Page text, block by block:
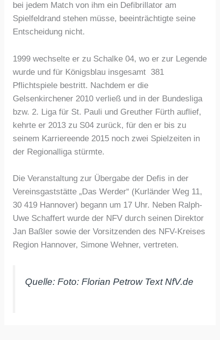
bei jedem Match von ihm ein Defibrillator am
Spielfeldrand stehen müsse, beeinträchtigte seine
Entscheidung nicht.
1999 wechselte er zu Schalke 04, wo er zur Legende
wurde und für Königsblau insgesamt 381
Pflichtspiele bestritt. Nachdem er die
Gelsenkirchener 2010 verließ und in der Bundesliga
bzw. 2. Liga für St. Pauli und Greuther Fürth auflief,
kehrte er 2013 zu S04 zurück, für den er bis zu
seinem Karriereende 2015 noch zwei Spielzeiten in
der Regionalliga stürmte.
Die Veranstaltung zur Übergabe der Defis in der
Vereinsgaststätte „Das Werder“ (Kurländer Weg 11,
30 419 Hannover) begann um 17 Uhr. Neben Ralph-
Uwe Schaffert wurde der NFV durch seinen Direktor
Jan Baßler sowie der Vorsitzenden des NFV-Kreises
Region Hannover, Simone Wehner, vertreten.
Quelle: Foto: Florian Petrow Text NfV.de